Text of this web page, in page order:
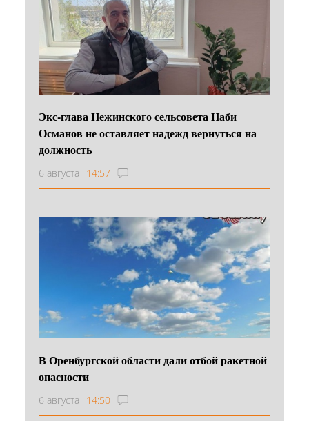
Экс-глава Нежинского сельсовета Наби
Османов не оставляет надежд вернуться на
должность
6 августа 14:57
В Оренбургской области дали отбой ракетной
опасности
6 августа 14:50